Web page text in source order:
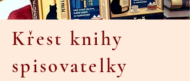
Křest knihy
spisovatelky